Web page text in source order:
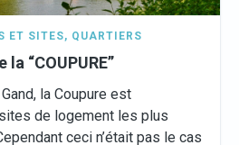
ET SITES, QUARTIERS
“COUPURE”
la Coupure est
de logement les plus
ceci n’était pas le cas